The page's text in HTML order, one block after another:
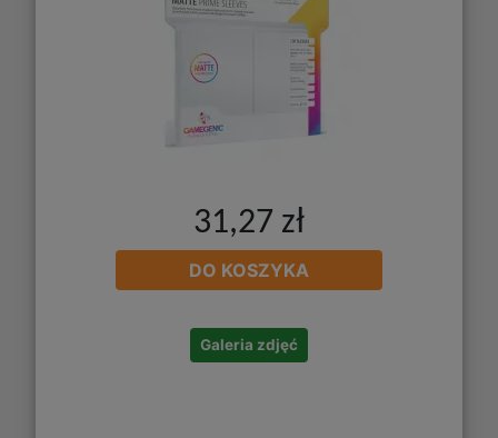
31,27 zł
DO KOSZYKA
Galeria zdjęć